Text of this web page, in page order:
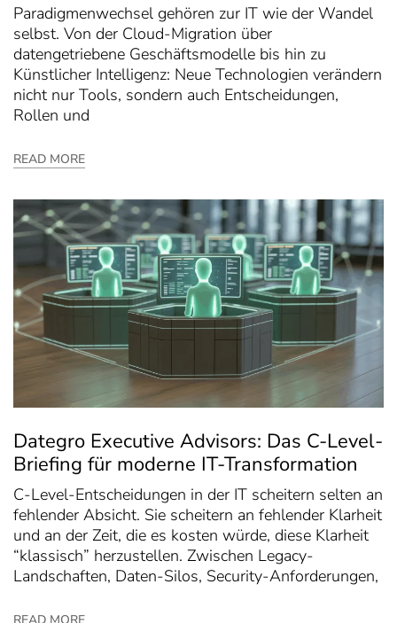
Paradigmenwechsel gehören zur IT wie der Wandel
selbst. Von der Cloud-Migration über
datengetriebene Geschäftsmodelle bis hin zu
Künstlicher Intelligenz: Neue Technologien verändern
nicht nur Tools, sondern auch Entscheidungen,
Rollen und
READ MORE
Dategro Executive Advisors: Das C-Level-
Briefing für moderne IT-Transformation
C-Level-Entscheidungen in der IT scheitern selten an
fehlender Absicht. Sie scheitern an fehlender Klarheit
und an der Zeit, die es kosten würde, diese Klarheit
“klassisch” herzustellen. Zwischen Legacy-
Landschaften, Daten-Silos, Security-Anforderungen,
READ MORE